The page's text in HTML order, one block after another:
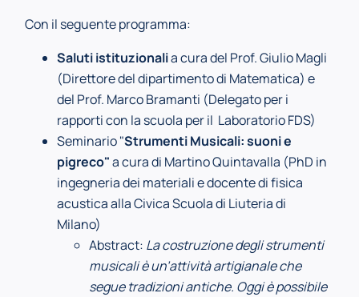
Con il seguente programma:
Saluti istituzionalia cura del Prof. Giulio Magli
(Direttore del dipartimento di Matematica) e
del Prof. Marco Bramanti (Delegato per i
rapporti con la scuola per il Laboratorio FDS)
Seminario "Strumenti Musicali: suoni e
pigreco"a cura di Martino Quintavalla (PhD in
ingegneria dei materiali e docente di fisica
acustica alla Civica Scuola di Liuteria di
Milano)
Abstract: La costruzione degli strumenti
musicali è un’attività artigianale che
segue tradizioni antiche. Oggi è possibile